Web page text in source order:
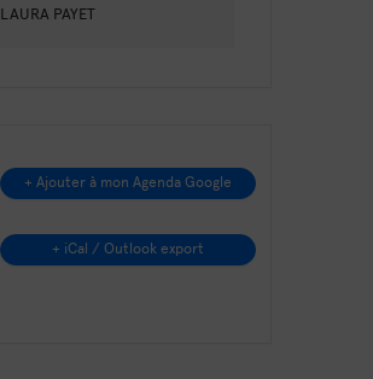
LAURA PAYET
+ Ajouter à mon Agenda Google
+ iCal / Outlook export